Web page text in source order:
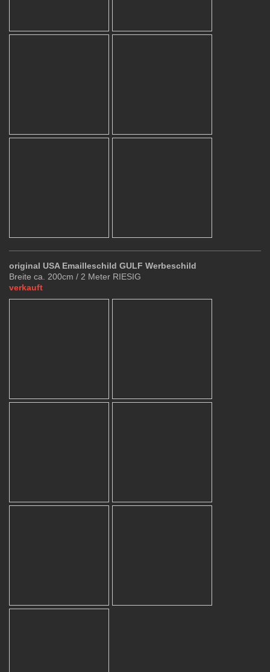
original USA Emailleschild GULF Werbeschild
Breite ca. 200cm / 2 Meter RIESIG
verkauft